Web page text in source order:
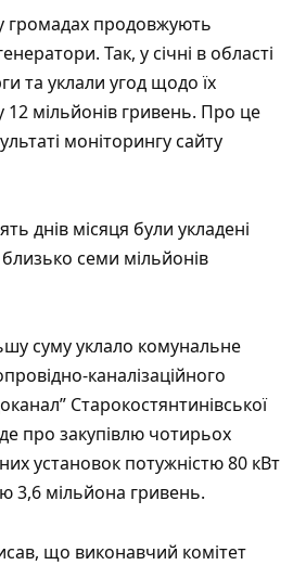
громадах продовжують
Так, у січні в області
та уклали угод щодо їх
мільйонів гривень. Про це
моніторингу сайту
днів місяця були укладені
семи мільйонів
суму уклало комунальне
каналізаційного
Старокостянтинівської
про закупівлю чотирьох
установок потужністю 80 кВт
3,6 мільйона гривень.
що виконавчий комітет